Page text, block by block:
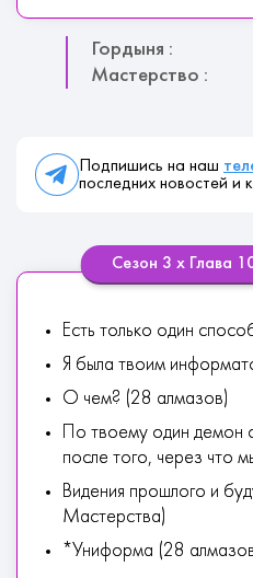
Гордыня :
Мастерство :
Подпишись на наш
последних новостей и
Сезон 3 х Глава
Есть только один
Я была твоим
О чем? (28 алмазов)
По твоему один демон
после того, через что
Видения прошлого и
Мастерства)
*Униформа (28